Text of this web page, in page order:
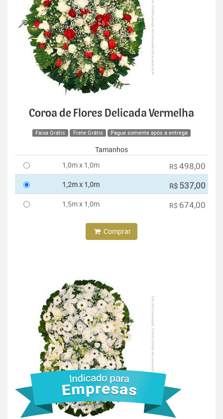
Coroa de Flores Delicada Vermelha
Faixa Grátis Frete Grátis Pague somente após a entrega
Tamanhos
1,0m x 1,0m
R$ 498,00
1,2m x 1,0m R$ 537,00
1,5m x 1,0m R$ 674,00
Comprar